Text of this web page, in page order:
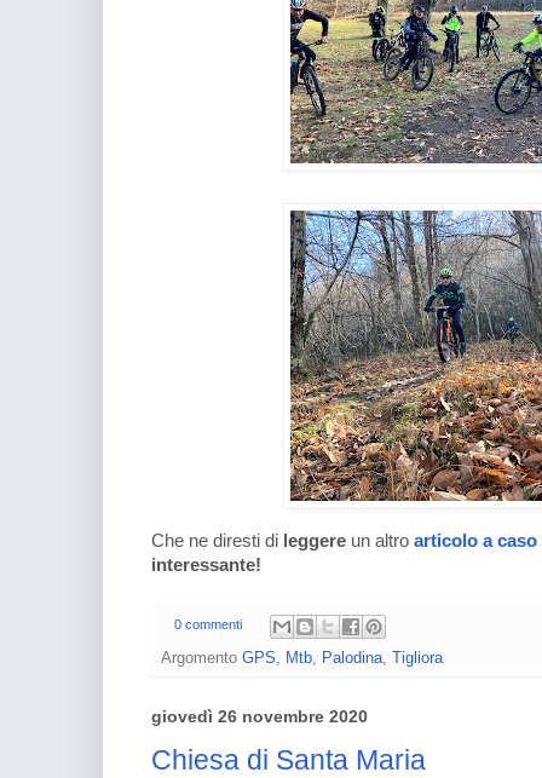
Che ne diresti di leggere un altro articolo a caso
interessante!
0 commenti
Argomento GPS Mtb Palodina Tigliora
giovedì 26 novembre 2020
Chiesa di Santa Maria